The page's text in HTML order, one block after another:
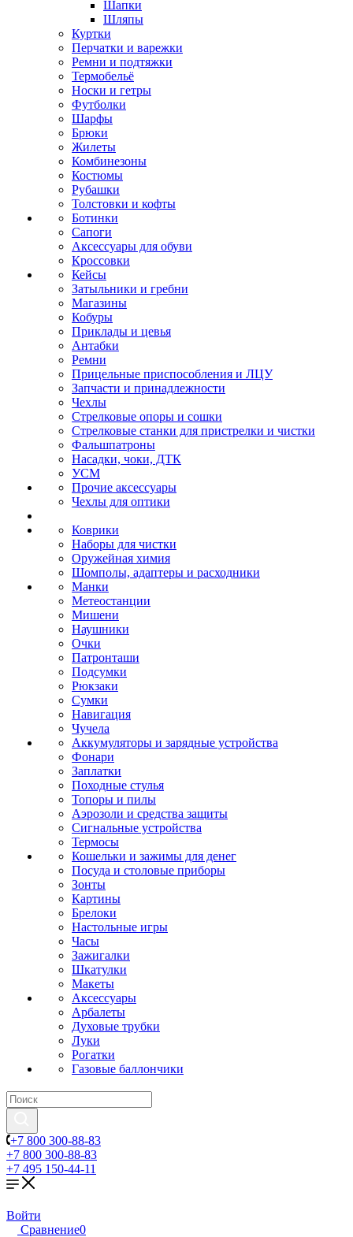
Шапки
Шляпы
Куртки
Перчатки и варежки
Ремни и подтяжки
Термобельё
Носки и гетры
Футболки
Шарфы
Брюки
Жилеты
Комбинезоны
Костюмы
Рубашки
Толстовки и кофты
Ботинки
Сапоги
Аксессуары для обуви
Кроссовки
Кейсы
Затыльники и гребни
Магазины
Кобуры
Приклады и цевья
Антабки
Ремни
Прицельные приспособления и ЛЦУ
Запчасти и принадлежности
Чехлы
Стрелковые опоры и сошки
Стрелковые станки для пристрелки и чистки
Фальшпатроны
Насадки, чоки, ДТК
УСМ
Прочие аксессуары
Чехлы для оптики
Коврики
Наборы для чистки
Оружейная химия
Шомполы, адаптеры и расходники
Манки
Метеостанции
Мишени
Наушники
Очки
Патронташи
Подсумки
Рюкзаки
Сумки
Навигация
Чучела
Аккумуляторы и зарядные устройства
Фонари
Заплатки
Походные стулья
Топоры и пилы
Аэрозоли и средства защиты
Сигнальные устройства
Термосы
Кошельки и зажимы для денег
Посуда и столовые приборы
Зонты
Картины
Брелоки
Настольные игры
Часы
Зажигалки
Шкатулки
Макеты
Аксессуары
Арбалеты
Духовые трубки
Луки
Рогатки
Газовые баллончики
+7 800 300-88-83
+7 800 300-88-83
+7 495 150-44-11
Войти
Сравнение0